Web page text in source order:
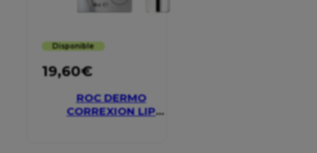
Disponible
19,60€
ROC DERMO
CORREXION LIP